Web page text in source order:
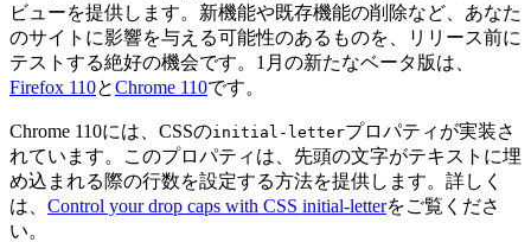
ビューを提供します。新機能や既存機能の削除など、あなた
のサイトに影響を与える可能性のあるものを、リリース前に
テストする絶好の機会です。1月の新たなベータ版は、
Firefox 110とChrome 110です。
Chrome 110には、CSSのinitial-letterプロパティが実装さ
れています。このプロパティは、先頭の文字がテキストに埋
め込まれる際の行数を設定する方法を提供します。詳しく
は、 Control your drop caps with CSS initial-letterをご覧くださ
い。